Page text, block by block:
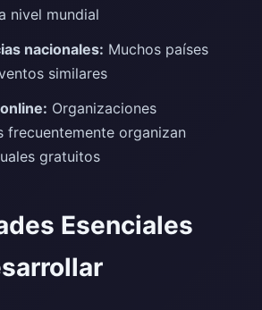
nivel mundial
nacionales: Muchos países
similares
Organizaciones
frecuentemente organizan
gratuitos
Esenciales